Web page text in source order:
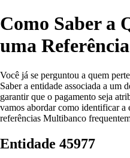
Como Saber a
uma
Você já se perguntou a quem
Saber a entidade associada a um
garantir que o pagamento seja
vamos abordar como identificar a
referências Multibanco
Entidade 45977